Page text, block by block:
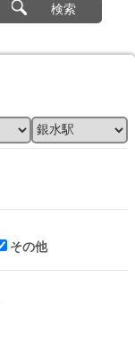
検索
その他